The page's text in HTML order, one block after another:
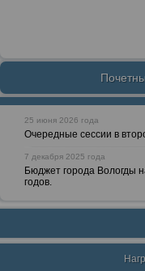
25 июня 2026 года
Очередные сессии в
7 декабря 2025 года
Бюджет города Вологды
годов.